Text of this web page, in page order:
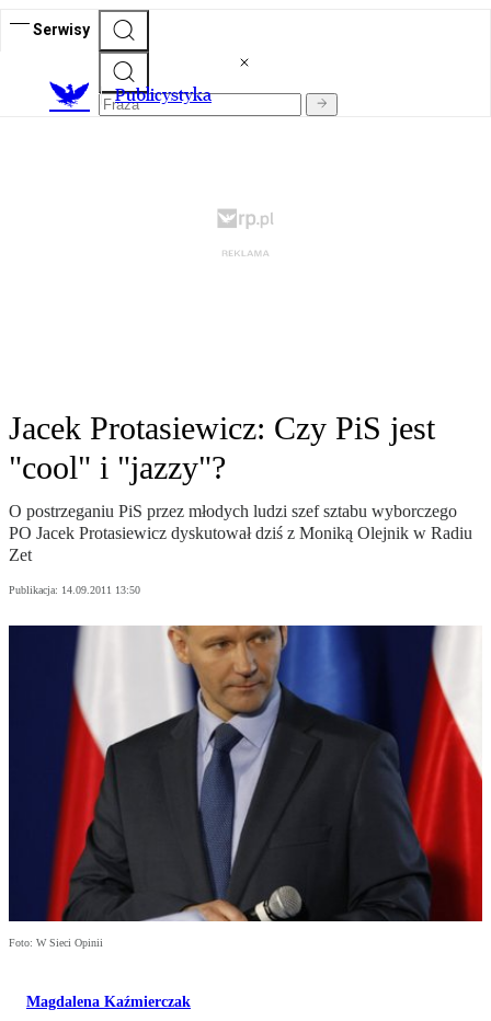
Serwisy
Publicystyka
Jacek Protasiewicz: Czy PiS jest
"cool" i "jazzy"?
O postrzeganiu PiS przez młodych ludzi szef sztabu wyborczego
PO Jacek Protasiewicz dyskutował dziś z Moniką Olejnik w Radiu
Zet
Publikacja: 14.09.2011 13:50
Foto: W Sieci Opinii
Magdalena Kaźmierczak